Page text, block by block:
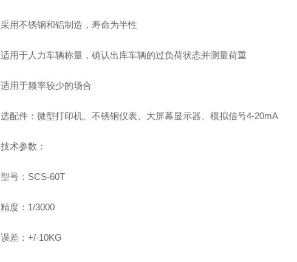
采用不锈钢和铝制造，寿命为半性
适用于人力车辆称量，确认出库车辆的过负荷状态并测量荷重
适用于频率较少的场合
选配件：微型打印机、不锈钢仪表、大屏幕显示器、模拟信号4-20mA
技术参数：
型号：SCS-60T
精度：1/3000
误差：+/-10KG